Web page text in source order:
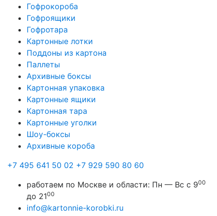
Гофрокороба
Гофроящики
Гофротара
Картонные лотки
Поддоны из картона
Паллеты
Архивные боксы
Картонная упаковка
Картонные ящики
Картонная тара
Картонные уголки
Шоу-боксы
Архивные короба
+7 495 641 50 02 +7 929 590 80 60
работаем по Москве и области: Пн — Вс с 900
до 2100
info@kartonnie-korobki.ru